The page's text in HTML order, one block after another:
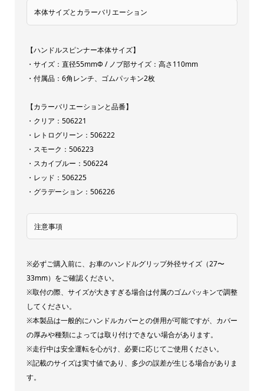
本体サイズとカラーバリエーション
【ハンドルスピンナー本体サイズ】
・サイズ：直径55mmΦ / ノブ部サイズ：高さ110mm
・付属品：6角レンチ、ゴムパッキン2枚
【カラーバリエーションと品番】
・クリア：506221
・レトログリーン：506222
・スモーク：506223
・スカイブルー：506224
・レッド：506225
・グラデーション：506226
注意事項
※必ずご購入前に、お車のハンドルグリップ外径サイズ（27〜
33mm）をご確認ください。
※取付の際、サイズが大きすぎる場合は付属のゴムパッキンで調整
してください。
※本製品は一般的にハンドルカバーとの併用が可能ですが、カバー
の厚みや種類によっては取り付けできない場合があります。
※走行中は安全運転を心がけ、必要に応じてご使用ください。
※記載のサイズは実寸値であり、多少の誤差が生じる場合がありま
す。